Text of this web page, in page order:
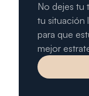
No dejes tu
tu situación
para que
mejor